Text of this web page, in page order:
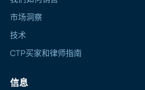
市场洞察
技术
CTP买家和律师指南
信息